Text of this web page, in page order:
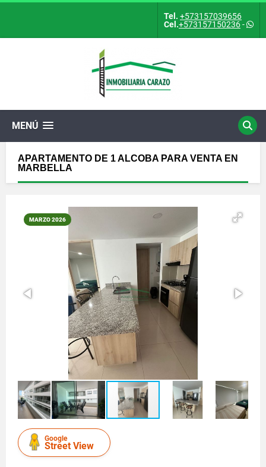
Tel. +573157039656
Cel.+573157150236-
MENÚ
APARTAMENTO DE 1 ALCOBA PARA VENTA EN
MARBELLA
MARZO 2026
Google
Street View